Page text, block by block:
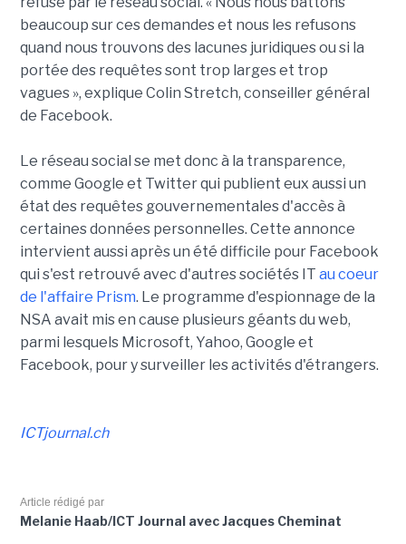
beaucoup sur ces demandes et nous les refusons
quand nous trouvons des lacunes juridiques ou si la
portée des requêtes sont trop larges et trop
vagues », explique Colin Stretch, conseiller général
de Facebook.
Le réseau social se met donc à la transparence,
comme Google et Twitter qui publient eux aussi un
état des requêtes gouvernementales d'accès à
certaines données personnelles. Cette annonce
intervient aussi après un été difficile pour Facebook
qui s'est retrouvé avec d'autres sociétés IT au coeur
de l'affaire Prism. Le programme d'espionnage de la
NSA avait mis en cause plusieurs géants du web,
parmi lesquels Microsoft, Yahoo, Google et
Facebook, pour y surveiller les activités d'étrangers.
ICTjournal.ch
Article rédigé par
Melanie Haab/ICT Journal avec Jacques Cheminat